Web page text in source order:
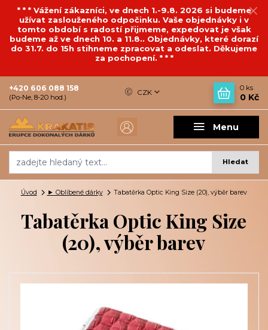
* * * Vážení zákazníci, ve dnech 1.-9.8. 2026 si budeme
užívat zaslouženého odpočinku. Vaše objednávky i v
tomto období s radostí přijmeme, expedovat je však
budeme až ve dnech 10. a 11.8.. Objednávky, které dorazí
do 31.7. do 15h stihneme zpracovat a odeslat. Děkujeme
za pochopení. * * *
Menu
CZK
Hledat
+420 606 088 158
(Po-Ne, 8-20 hod.)
0 ks
0 Kč
Úvod ► Oblíbené dárky Tabatěrka Optic King Size (20), výběr barev
Tabatěrka Optic King Size
(20), výběr barev